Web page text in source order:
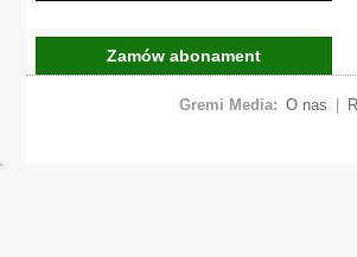
Zamów abonament
Gremi Media: O nas